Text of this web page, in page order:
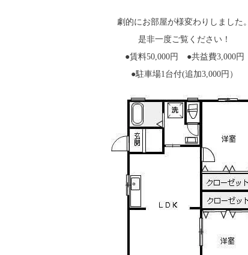
劇的にお部屋が様変わりしました。
是非一度ご覧ください！
●賃料50,000円 ●共益費3,000円
●駐車場1台付(追加3,000円）